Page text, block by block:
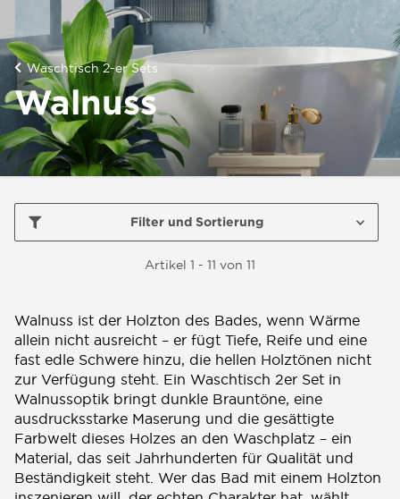
Waschtisch 2-er Sets
Walnuss
Filter und Sortierung
Artikel 1 - 11 von 11
Walnuss ist der Holzton des Bades, wenn Wärme
allein nicht ausreicht – er fügt Tiefe, Reife und eine
fast edle Schwere hinzu, die hellen Holztönen nicht
zur Verfügung steht. Ein Waschtisch 2er Set in
Walnussoptik bringt dunkle Brauntöne, eine
ausdrucksstarke Maserung und die gesättigte
Farbwelt dieses Holzes an den Waschplatz – ein
Material, das seit Jahrhunderten für Qualität und
Beständigkeit steht. Wer das Bad mit einem Holzton